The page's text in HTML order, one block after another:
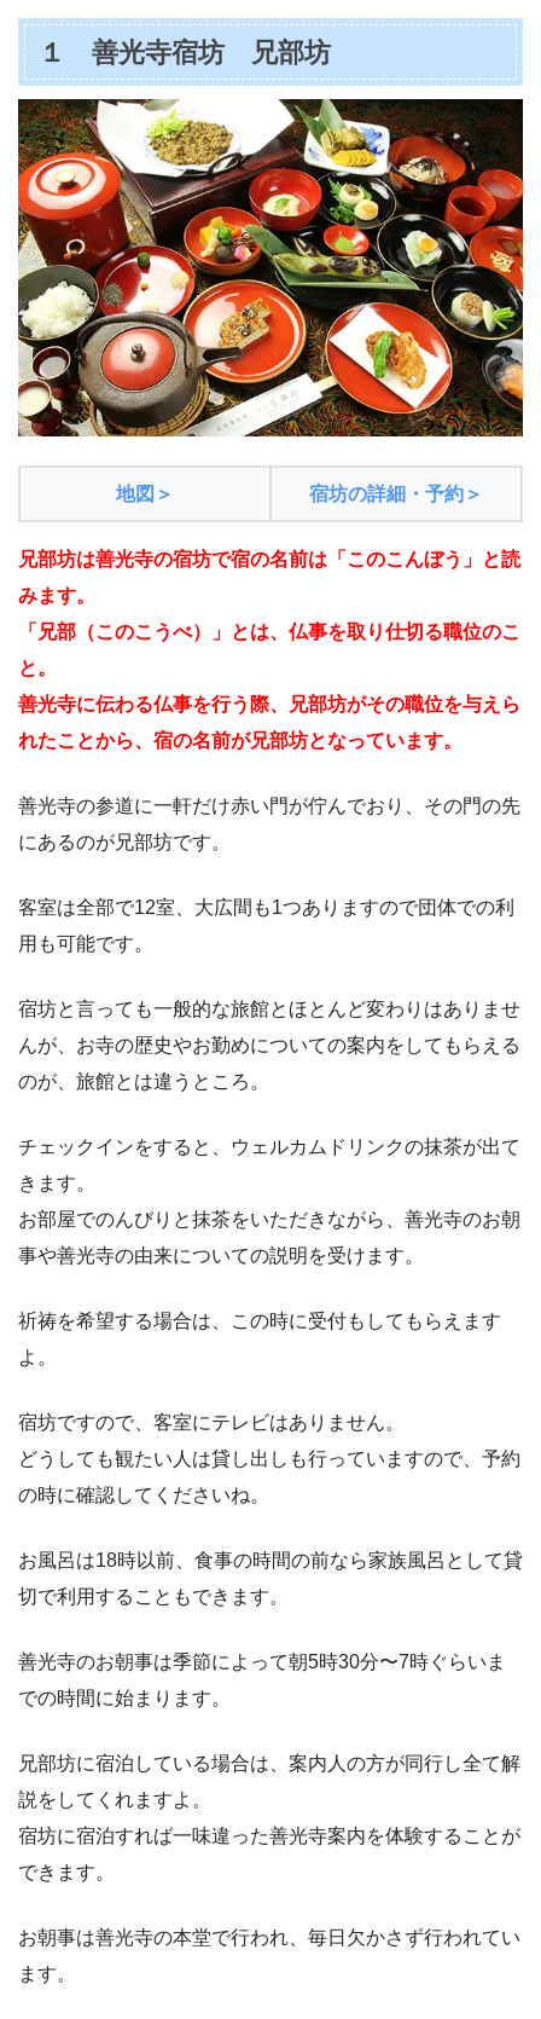
１ 善光寺宿坊 兄部坊
地図＞ 宿坊の詳細・予約＞
兄部坊は善光寺の宿坊で宿の名前は「このこんぼう」と読
みます。
「兄部（このこうべ）」とは、仏事を取り仕切る職位のこ
と。
善光寺に伝わる仏事を行う際、兄部坊がその職位を与えら
れたことから、宿の名前が兄部坊となっています。
善光寺の参道に一軒だけ赤い門が佇んでおり、その門の先
にあるのが兄部坊です。
客室は全部で12室、大広間も1つありますので団体での利
用も可能です。
宿坊と言っても一般的な旅館とほとんど変わりはありませ
んが、お寺の歴史やお勤めについての案内をしてもらえる
のが、旅館とは違うところ。
チェックインをすると、ウェルカムドリンクの抹茶が出て
きます。
お部屋でのんびりと抹茶をいただきながら、善光寺のお朝
事や善光寺の由来についての説明を受けます。
祈祷を希望する場合は、この時に受付もしてもらえます
よ。
宿坊ですので、客室にテレビはありません。
どうしても観たい人は貸し出しも行っていますので、予約
の時に確認してくださいね。
お風呂は18時以前、食事の時間の前なら家族風呂として貸
切で利用することもできます。
善光寺のお朝事は季節によって朝5時30分〜7時ぐらいま
での時間に始まります。
兄部坊に宿泊している場合は、案内人の方が同行し全て解
説をしてくれますよ。
宿坊に宿泊すれば一味違った善光寺案内を体験することが
できます。
お朝事は善光寺の本堂で行われ、毎日欠かさず行われてい
ます。